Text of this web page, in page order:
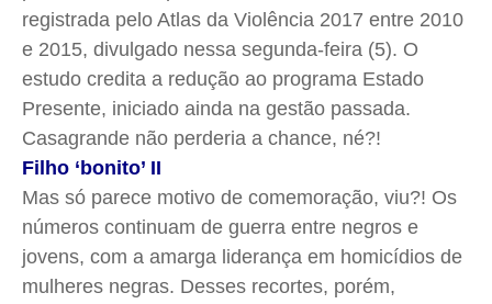
registrada pelo Atlas da Violência 2017 entre 2010
e 2015, divulgado nessa segunda-feira (5). O
estudo credita a redução ao programa Estado
Presente, iniciado ainda na gestão passada.
Casagrande não perderia a chance, né?!
Filho ‘bonito’ II
Mas só parece motivo de comemoração, viu?! Os
números continuam de guerra entre negros e
jovens, com a amarga liderança em homicídios de
mulheres negras. Desses recortes, porém,